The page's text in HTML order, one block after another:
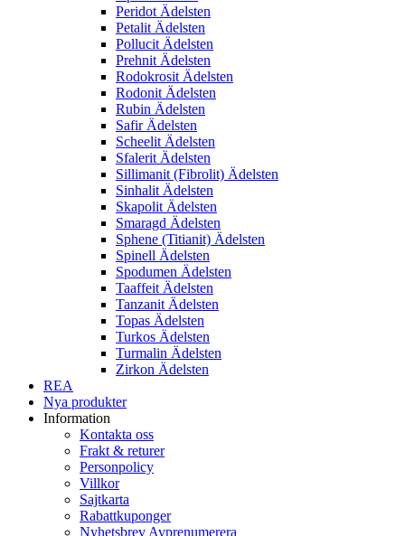
Peridot Ädelsten
Petalit Ädelsten
Pollucit Ädelsten
Prehnit Ädelsten
Rodokrosit Ädelsten
Rodonit Ädelsten
Rubin Ädelsten
Safir Ädelsten
Scheelit Ädelsten
Sfalerit Ädelsten
Sillimanit (Fibrolit) Ädelsten
Sinhalit Ädelsten
Skapolit Ädelsten
Smaragd Ädelsten
Sphene (Titianit) Ädelsten
Spinell Ädelsten
Spodumen Ädelsten
Taaffeit Ädelsten
Tanzanit Ädelsten
Topas Ädelsten
Turkos Ädelsten
Turmalin Ädelsten
Zirkon Ädelsten
REA
Nya produkter
Information
Kontakta oss
Frakt & returer
Personpolicy
Villkor
Sajtkarta
Rabattkuponger
Nyhetsbrev Avprenumerera